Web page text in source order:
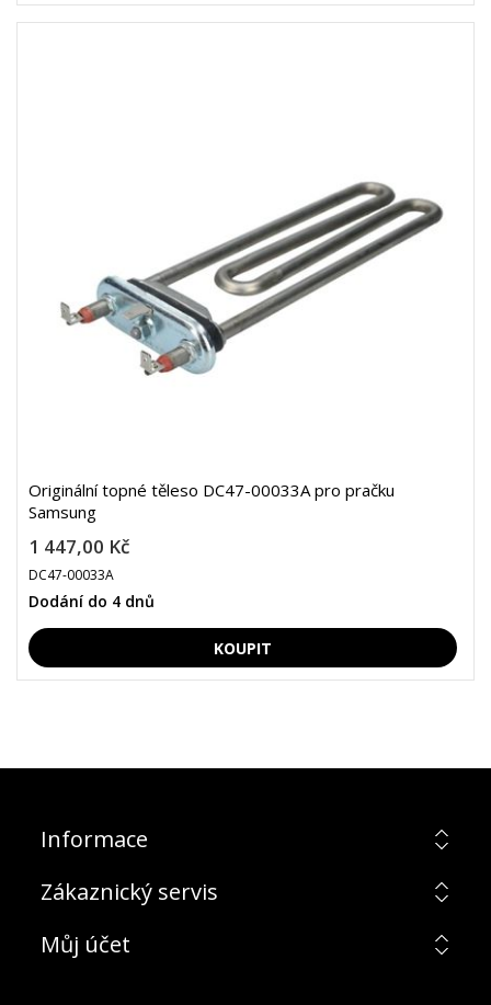
Originální topné těleso DC47-00033A pro pračku
Samsung
1 447,00 Kč
DC47-00033A
Dodání do 4 dnů
Informace
Zákaznický servis
Můj účet